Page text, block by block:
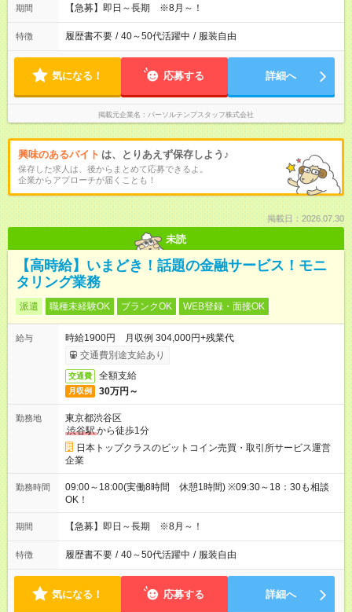
期間 【急募】即日～長期 ※8月～！
特徴 履歴書不要 / 40～50代活躍中 / 服装自由
気になる！ 応募する 詳細へ
掲載元企業名 パーソルテンプスタッフ株式会社
興味のあるバイト は、とりあえず保存しよう♪
保存した求人は、後からまとめて応募できるよ。
企業からアプローチが届くことも！
掲載日：2026.07.30
未読
【高時給】いまどき！話題の金融サービス！モニ
タリング業務
派遣 職種未経験OK ブランクOK WEB登録・面接OK
給与
時給1900円 月収例 304,000円+残業代
交通費別途支給あり
交通費 全額支給
月収例 30万円～
勤務地
東京都渋谷区
渋谷駅から徒歩1分
日本トップクラスのビットコイン売買・取引所サービス運営
企業
勤務時間
09:00～18:00(実働8時間 休憩1時間) ※09:30～18：30も相談
OK！
期間 【急募】即日～長期 ※8月～！
特徴 履歴書不要 / 40～50代活躍中 / 服装自由
気になる！ 応募する 詳細へ